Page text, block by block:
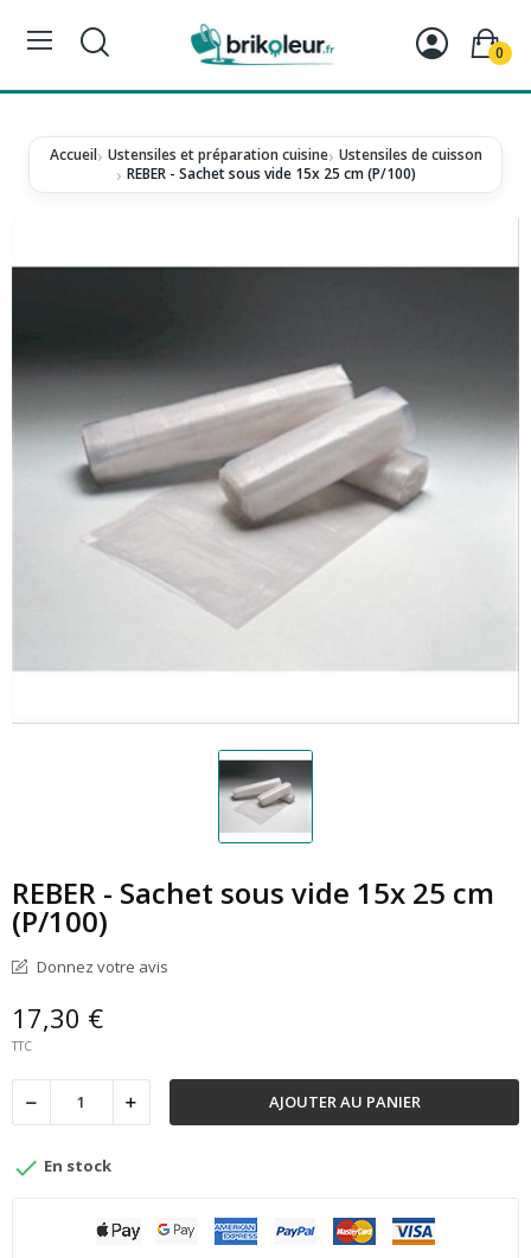
0
Accueil Ustensiles et préparation cuisine Ustensiles de cuisson
REBER - Sachet sous vide 15x 25 cm (P/100)
REBER - Sachet sous vide 15x 25 cm
(P/100)
Donnez votre avis
17,30 €
TTC
AJOUTER AU PANIER
 En stock